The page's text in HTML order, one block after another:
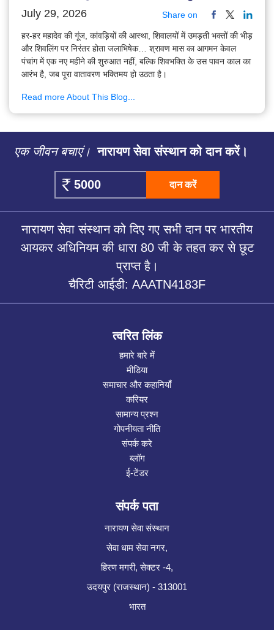
July 29, 2026 Share on
हर-हर महादेव की गूंज, कांवड़ियों की आस्था, शिवालयों में उमड़ती भक्तों की भीड़
और शिवलिंग पर निरंतर होता जलाभिषेक… श्रावण मास का आगमन केवल
पंचांग में एक नए महीने की शुरुआत नहीं, बल्कि शिवभक्ति के उस पावन काल का
आरंभ है, जब पूरा वातावरण भक्तिमय हो उठता है।
Read more About This Blog...
एक जीवन बचाएं। नारायण सेवा संस्थान को दान करें।
दान करें
नारायण सेवा संस्थान को दिए गए सभी दान पर भारतीय
आयकर अधिनियम की धारा 80 जी के तहत कर से छूट
प्राप्त है।
चैरिटी आईडी: AAATN4183F
त्वरित लिंक
हमारे बारे में
मीडिया
समाचार और कहानियाँ
करियर
सामान्य प्रश्न
गोपनीयता नीति
संपर्क करे
ब्लॉग
ई-टेंडर
संपर्क पता
नारायण सेवा संस्थान
सेवा धाम सेवा नगर,
हिरण मगरी, सेक्टर -4,
उदयपुर (राजस्थान) - 313001
भारत